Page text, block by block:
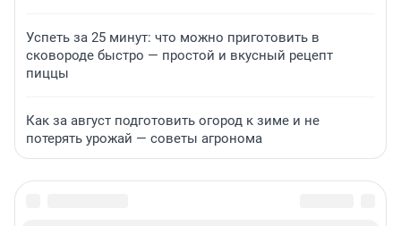
Успеть за 25 минут: что можно приготовить в
сковороде быстро — простой и вкусный рецепт
пиццы
Как за август подготовить огород к зиме и не
потерять урожай — советы агронома